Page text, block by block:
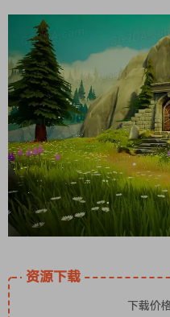
资源下载
下载价